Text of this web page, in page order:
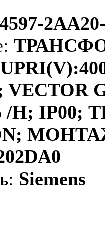
VECTOR
/H;
Siemens